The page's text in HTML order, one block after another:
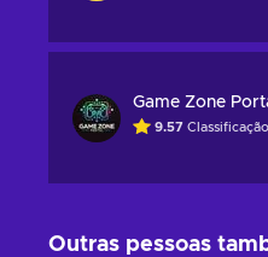
Game Zone
9.57 Classificação
Outras pessoas